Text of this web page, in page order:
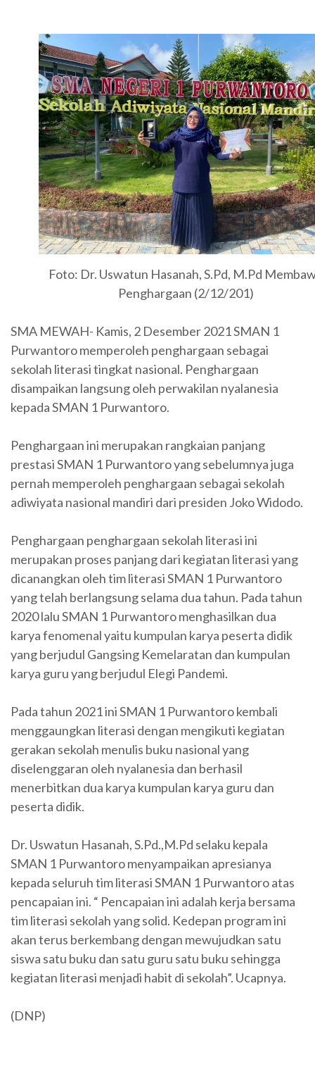
Foto: Dr. Uswatun Hasanah, S.Pd, M.Pd
Penghargaan (2/12/201)
SMA MEWAH- Kamis, 2 Desember 2021 SMAN 1
Purwantoro memperoleh penghargaan sebagai
sekolah literasi tingkat nasional. Penghargaan
disampaikan langsung oleh perwakilan nyalanesia
kepada SMAN 1 Purwantoro.
Penghargaan ini merupakan rangkaian panjang
prestasi SMAN 1 Purwantoro yang sebelumnya juga
pernah memperoleh penghargaan sebagai sekolah
adiwiyata nasional mandiri dari presiden Joko Widodo.
Penghargaan penghargaan sekolah literasi ini
merupakan proses panjang dari kegiatan literasi yang
dicanangkan oleh tim literasi SMAN 1 Purwantoro
yang telah berlangsung selama dua tahun. Pada tahun
2020 lalu SMAN 1 Purwantoro menghasilkan dua
karya fenomenal yaitu kumpulan karya peserta didik
yang berjudul Gangsing Kemelaratan dan kumpulan
karya guru yang berjudul Elegi Pandemi.
Pada tahun 2021 ini SMAN 1 Purwantoro kembali
menggaungkan literasi dengan mengikuti kegiatan
gerakan sekolah menulis buku nasional yang
diselenggaran oleh nyalanesia dan berhasil
menerbitkan dua karya kumpulan karya guru dan
peserta didik.
Dr. Uswatun Hasanah, S.Pd.,M.Pd selaku kepala
SMAN 1 Purwantoro menyampaikan apresianya
kepada seluruh tim literasi SMAN 1 Purwantoro atas
pencapaian ini. “ Pencapaian ini adalah kerja bersama
tim literasi sekolah yang solid. Kedepan program ini
akan terus berkembang dengan mewujudkan satu
siswa satu buku dan satu guru satu buku sehingga
kegiatan literasi menjadi habit di sekolah”. Ucapnya.
(DNP)